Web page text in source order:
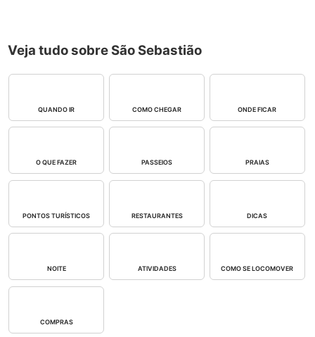
Veja tudo sobre São Sebastião
QUANDO IR COMO CHEGAR ONDE FICAR
O QUE FAZER PASSEIOS PRAIAS
PONTOS TURÍSTICOS RESTAURANTES DICAS
NOITE ATIVIDADES COMO SE LOCOMOVER
COMPRAS